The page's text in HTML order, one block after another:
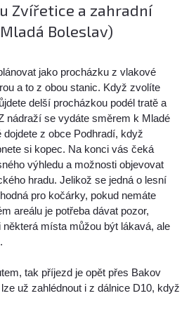
Zvířetice a zahradní
Boleslav)
jako procházku z vlakové
a to z obou stanic. Když zvolíte
delší procházkou podél tratě a
nádraží se vydáte směrem k Mladé
z obce Podhradí, když
si kopec. Na konci vás čeká
výhledu a možnosti objevovat
hradu. Jelikož se jedná o lesní
pro kočárky, pokud nemáte
areálu je potřeba dávat pozor,
některá místa můžou být lákavá, ale
tak příjezd je opět přes Bakov
už zahlédnout i z dálnice D10, když